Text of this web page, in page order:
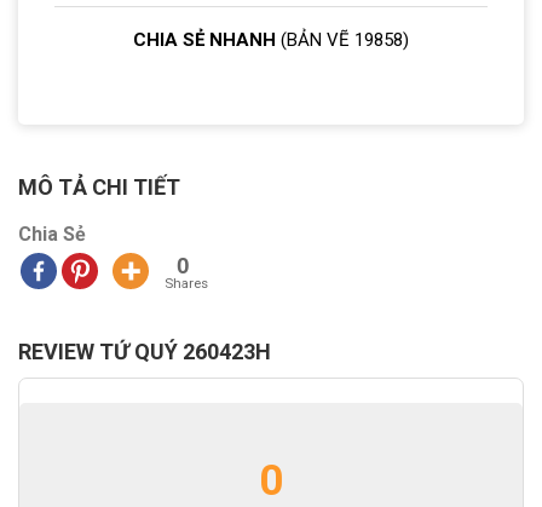
CHIA SẺ NHANH (BẢN VẼ 19858)
MÔ TẢ CHI TIẾT
Chia Sẻ
0
Shares
REVIEW TỨ QUÝ 260423H
0